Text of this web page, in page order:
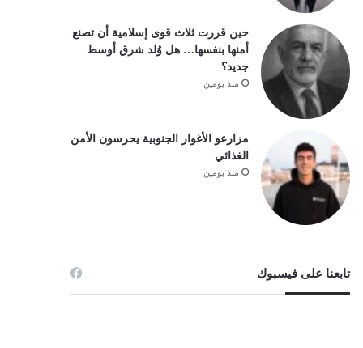
حين قررت ثلاث قوى إسلامية أن تصنع
أمنها بنفسها… هل وُلد شرق أوسط
جديد؟
منذ يومين
مزارعو الأغوار الجنوبية يحرسون الأمن
الغذائي
منذ يومين
تابعنا على فيسبوك